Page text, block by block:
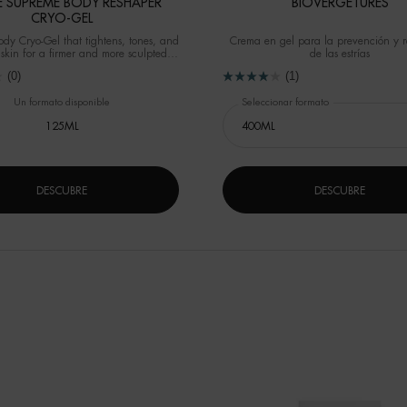
SUPREME BODY RESHAPER
CRYO-GEL
Cryo-Gel that tightens, tones, and
skin for a firmer and more sculpted
(0)
Un formato disponible
125ML
DESCUBRE
BIOVERGETURES
Crema en gel para la prevención y
de las estrías
(1)
Seleccionar formato
DESCUBRE